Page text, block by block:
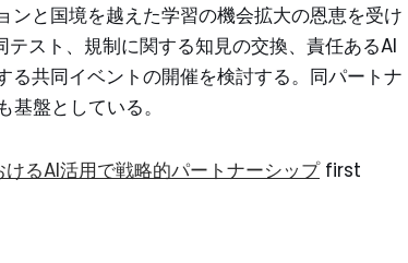
ンと国境を越えた学習の機会拡大の恩恵を受け
スト、規制に関する知見の交換、責任あるAI
共同イベントの開催を検討する。同パートナ
盤としている。
るAI活用で戦略的パートナーシップfirst